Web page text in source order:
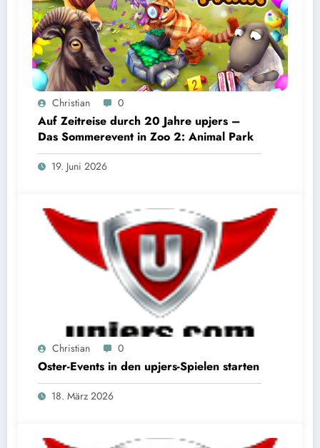
Christian 0
Auf Zeitreise durch 20 Jahre upjers –
Das Sommerevent in Zoo 2: Animal Park
19. Juni 2026
Christian 0
Oster-Events in den upjers-Spielen starten
18. März 2026